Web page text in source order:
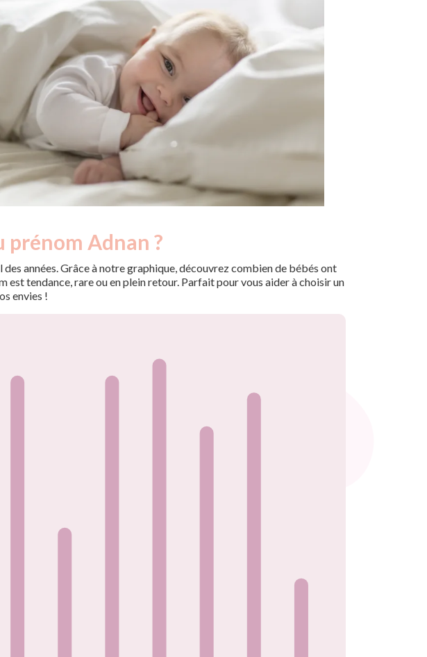
Adnan ?
années. Grâce à notre graphique, découvrez combien de bébés ont
est tendance, rare ou en plein retour. Parfait pour vous aider à choisir un
envies !